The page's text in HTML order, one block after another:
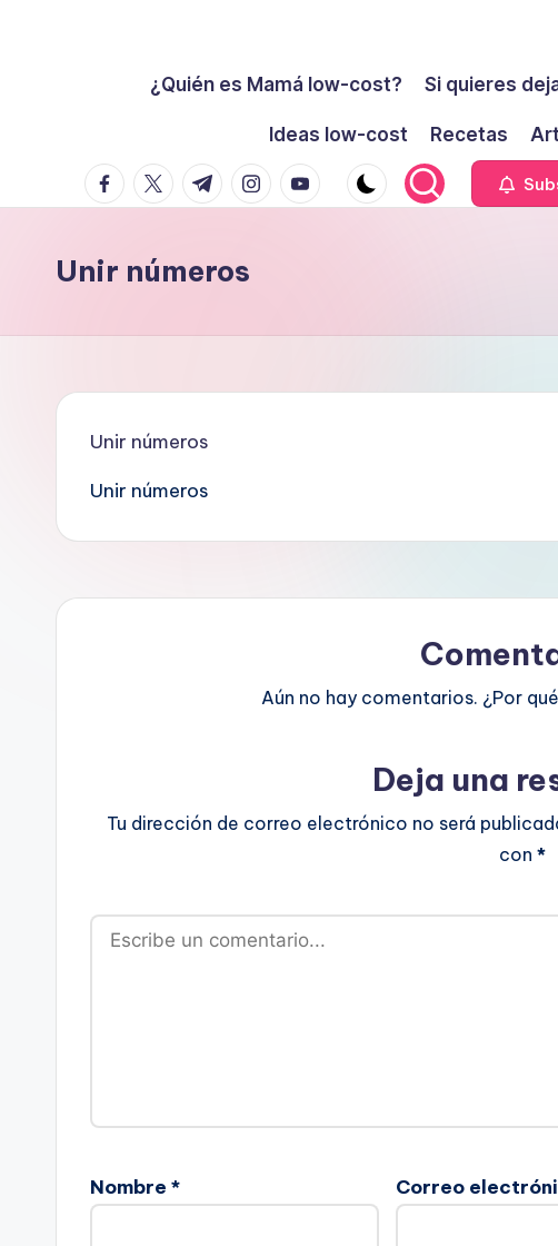
no
en
intento
¿Quién es Mamá low-cost? Si quieres
Ideas low-cost Recetas
facebook.com
twitter.com
t.me instagram.com
youtube.com
Unir números
Unir números
Unir números
Aún no hay comentarios. ¿Por
Deja una
Tu dirección de correo electrónico no será
con*
Nombre * Correo